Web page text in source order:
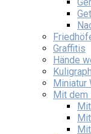
Graffitis
Hände
Miniatur
Mit dem